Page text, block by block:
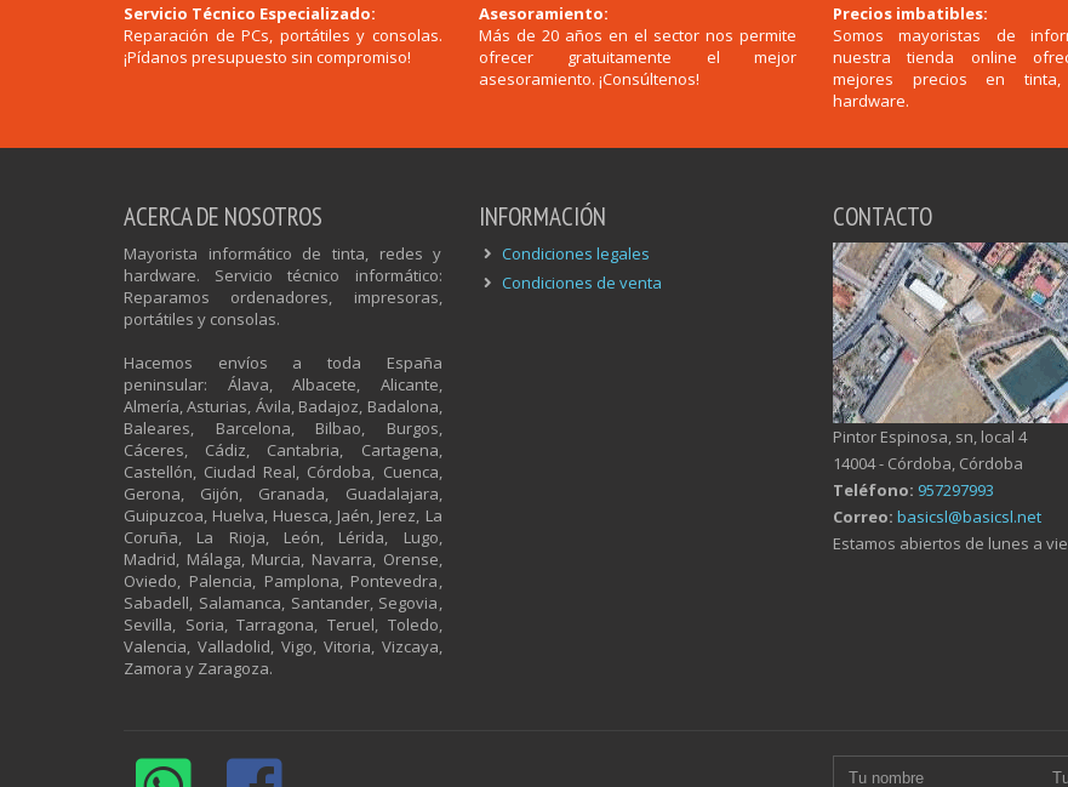
Servicio Técnico Especializado:
Reparación de PCs, portátiles y consolas.
¡Pídanos presupuesto sin compromiso!
Asesoramiento:
Más de 20 años en el sector nos permite
ofrecer gratuitamente el mejor
asesoramiento. ¡Consúltenos!
Precios imbatibles:
Somos mayoristas de
nuestra tienda online
mejores precios en
hardware.
ACERCA DE NOSOTROS
Mayorista informático de tinta, redes y
hardware. Servicio técnico informático:
Reparamos ordenadores, impresoras,
portátiles y consolas.
Hacemos envíos a toda España
peninsular: Álava, Albacete, Alicante,
Almería, Asturias, Ávila, Badajoz, Badalona,
Baleares, Barcelona, Bilbao, Burgos,
Cáceres, Cádiz, Cantabria, Cartagena,
Castellón, Ciudad Real, Córdoba, Cuenca,
Gerona, Gijón, Granada, Guadalajara,
Guipuzcoa, Huelva, Huesca, Jaén, Jerez, La
Coruña, La Rioja, León, Lérida, Lugo,
Madrid, Málaga, Murcia, Navarra, Orense,
Oviedo, Palencia, Pamplona, Pontevedra,
Sabadell, Salamanca, Santander, Segovia,
Sevilla, Soria, Tarragona, Teruel, Toledo,
Valencia, Valladolid, Vigo, Vitoria, Vizcaya,
Zamora y Zaragoza.
INFORMACIÓN
Condiciones legales
Condiciones de venta
CONTACTO
Pintor Espinosa, sn, local 4
14004 - Córdoba, Córdoba
Teléfono: 957297993
Correo: basicsl@basicsl.net
Estamos abiertos de lunes a